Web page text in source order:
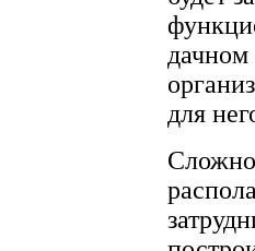
дачном
для
Сложно